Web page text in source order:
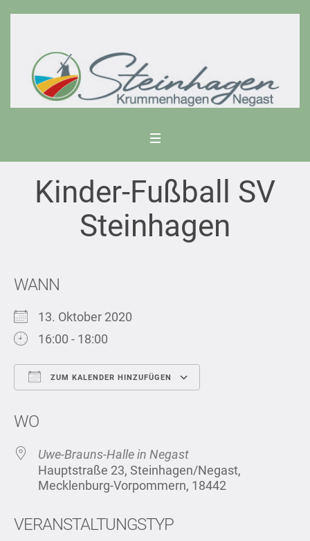
Kinder-Fußball SV
Steinhagen
WANN
13. Oktober 2020
16:00 - 18:00
ZUM KALENDER HINZUFÜGEN
WO
Uwe-Brauns-Halle in Negast
Hauptstraße 23, Steinhagen/Negast,
Mecklenburg-Vorpommern, 18442
VERANSTALTUNGSTYP